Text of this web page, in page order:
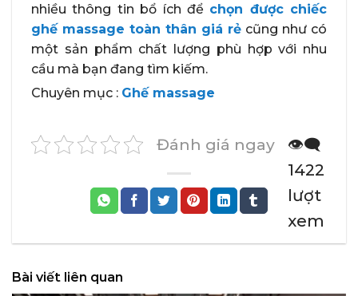
nhiều thông tin bổ ích để chọn được chiếc
ghế massage toàn thân giá rẻ cũng như có
một sản phẩm chất lượng phù hợp với nhu
cầu mà bạn đang tìm kiếm.
Chuyên mục : Ghế massage
Đánh giá ngay
👁️‍🗨️
1422
lượt
xem
Bài viết liên quan